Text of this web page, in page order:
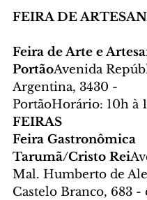
FEIRA DE
Feira de Arte e
PortãoAvenida
Argentina, 3430 -
PortãoHorário: 10h à
FEIRAS
Feira Gastronômica
Tarumã/Cristo Rei
Mal. Humberto de
Castelo Branco, 683 -